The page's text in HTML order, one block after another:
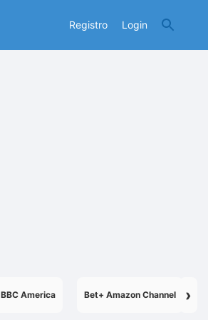
Registro Login
›
BBC America Bet+ Amazon Channel